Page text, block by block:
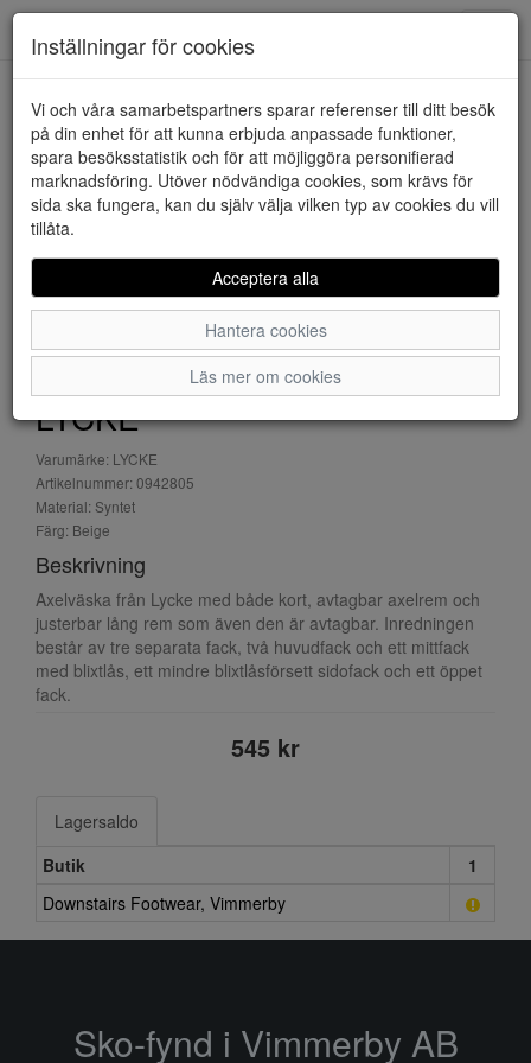
HEM LYCKE
LYCKE
Varumärke: LYCKE
Artikelnummer: 0942805
Material: Syntet
Färg: Beige
Beskrivning
Axelväska från Lycke med både kort, avtagbar axelrem och
justerbar lång rem som även den är avtagbar. Inredningen
består av tre separata fack, två huvudfack och ett mittfack
med blixtlås, ett mindre blixtlåsförsett sidofack och ett öppet
fack.
545 kr
Lagersaldo
Butik
1
Downstairs Footwear, Vimmerby
Inställningar för cookies
Vi och våra samarbetspartners sparar referenser till ditt besök
på din enhet för att kunna erbjuda anpassade funktioner,
spara besöksstatistik och för att möjliggöra personifierad
marknadsföring. Utöver nödvändiga cookies, som krävs för
sida ska fungera, kan du själv välja vilken typ av cookies du vill
tillåta.
Acceptera alla
Hantera cookies
Läs mer om cookies
Sko-fynd i Vimmerby AB